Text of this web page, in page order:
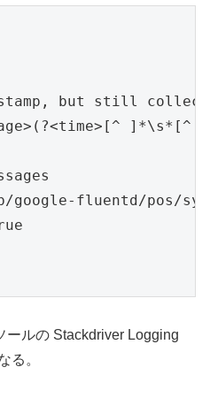
but still
]*\s*[^
google-fluentd/pos/
ールの Stackdriver Logging
る。